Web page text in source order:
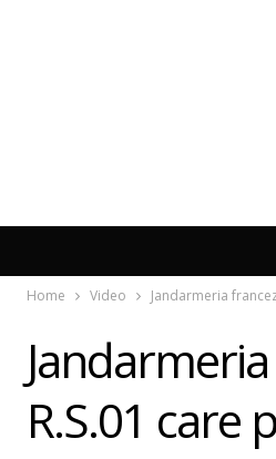
Home Video Jandarmeria
R.S.01 care